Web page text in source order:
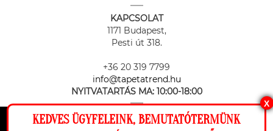
KAPCSOLAT
1171 Budapest,
Pesti út 318.
+36 20 319 7799
info@tapetatrend.hu
NYITVATARTÁS MA: 10:00-18:00
X
KEDVES ÜGYFELEINK, BEMUTATÓTERMÜNK